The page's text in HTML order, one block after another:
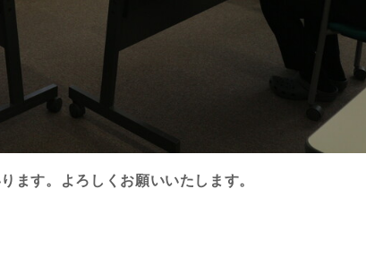
ます。よろしくお願いいたします。